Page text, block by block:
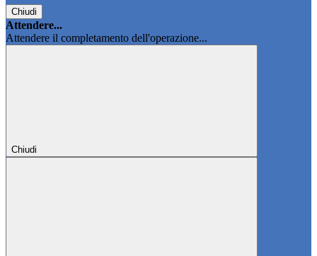
Chiudi
Attendere...
Attendere il completamento dell'operazione...
Chiudi